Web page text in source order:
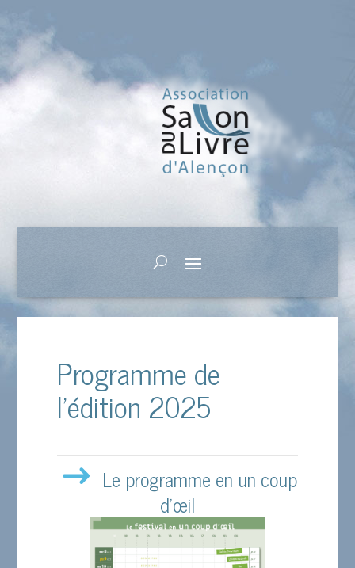
Programme de
l’édition 2025
Le programme en un coup
d’œil